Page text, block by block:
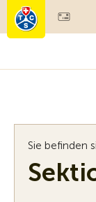
Mitgliedschaft &
Sie befinden